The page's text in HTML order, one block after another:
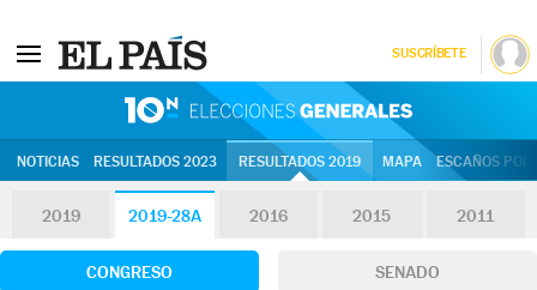
SUSCRÍBETE
NOTICIAS RESULTADOS 2023 RESULTADOS 2019 MAPA ESCAÑOS
2019 2019-28A 2016 2015 2011
CONGRESO SENADO